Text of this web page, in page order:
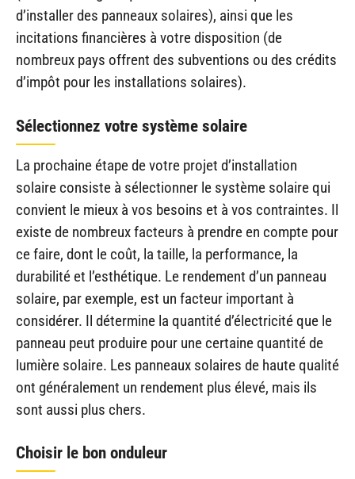
d’installer des panneaux solaires), ainsi que les
incitations financières à votre disposition (de
nombreux pays offrent des subventions ou des crédits
d’impôt pour les installations solaires).
Sélectionnez votre système solaire
La prochaine étape de votre projet d’installation
solaire consiste à sélectionner le système solaire qui
convient le mieux à vos besoins et à vos contraintes. Il
existe de nombreux facteurs à prendre en compte pour
ce faire, dont le coût, la taille, la performance, la
durabilité et l’esthétique. Le rendement d’un panneau
solaire, par exemple, est un facteur important à
considérer. Il détermine la quantité d’électricité que le
panneau peut produire pour une certaine quantité de
lumière solaire. Les panneaux solaires de haute qualité
ont généralement un rendement plus élevé, mais ils
sont aussi plus chers.
Choisir le bon onduleur